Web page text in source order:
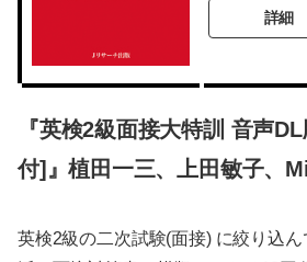
詳細
『英検2級面接大特訓 音声
付]』植田一三、上田敏子、
英検2級の二次試験(面接) に絞り込